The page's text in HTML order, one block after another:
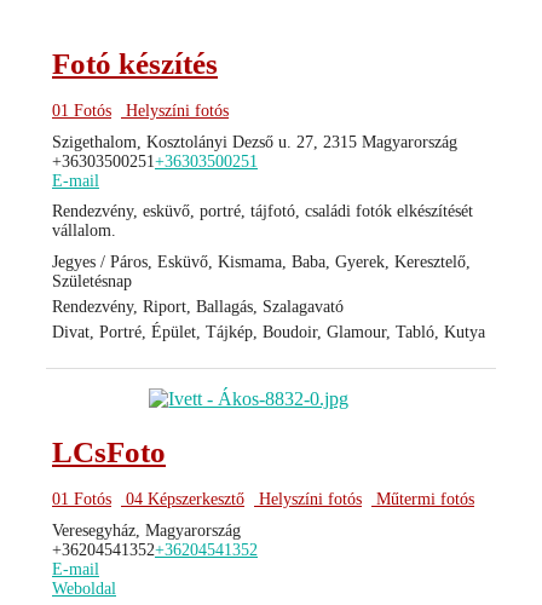
Fotó készítés
01 Fotós
Helyszíni fotós
Szigethalom, Kosztolányi Dezső u. 27, 2315 Magyarország
+36303500251+36303500251
E-mail
Rendezvény, esküvő, portré, tájfotó, családi fotók elkészítését
vállalom.
Jegyes / Páros, Esküvő, Kismama, Baba, Gyerek, Keresztelő,
Születésnap
Rendezvény, Riport, Ballagás, Szalagavató
Divat, Portré, Épület, Tájkép, Boudoir, Glamour, Tabló, Kutya
LCsFoto
01 Fotós 04 Képszerkesztő Helyszíni fotós
Műtermi fotós
Veresegyház, Magyarország
+36204541352+36204541352
E-mail
Weboldal